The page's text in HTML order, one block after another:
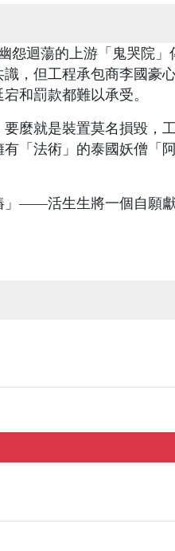
怨迴蕩的上游「鬼哭院」
，但工程承包商李國豪
和罰款都難以承受。
麼就是裝置莫名損毀，
「法術」的泰國妖僧「
」——活生生將一個自願